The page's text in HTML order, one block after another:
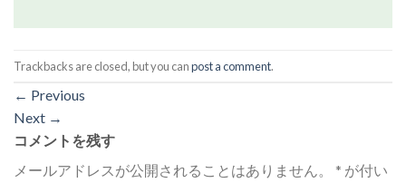
Trackbacks are closed, but you canpost a comment.
← Previous
Next →
コメントを残す
メールアドレスが公開されることはありません。
* が付い